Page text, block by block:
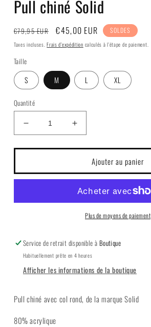
fenêtre
modale
Pull chiné Solid
Prix
habituel
€79,95 EUR
Prix
soldé
€45,00 EUR SOLDES
Taxes incluses.Frais d'expédition calculés à l'étape de paiement.
Taille
S M L XL
Quantité
Réduire
la
quantité
Pull
chiné
Augmenter
la
quantité
Pull
chiné
Solid
Ajouter au panier
Plus de moyens de paiement
Service de retrait disponible à Boutique
Habituellement prête en 4 heures
Afficher les informations de la boutique
Pull chiné avec col rond, de la marque Solid
80% acrylique